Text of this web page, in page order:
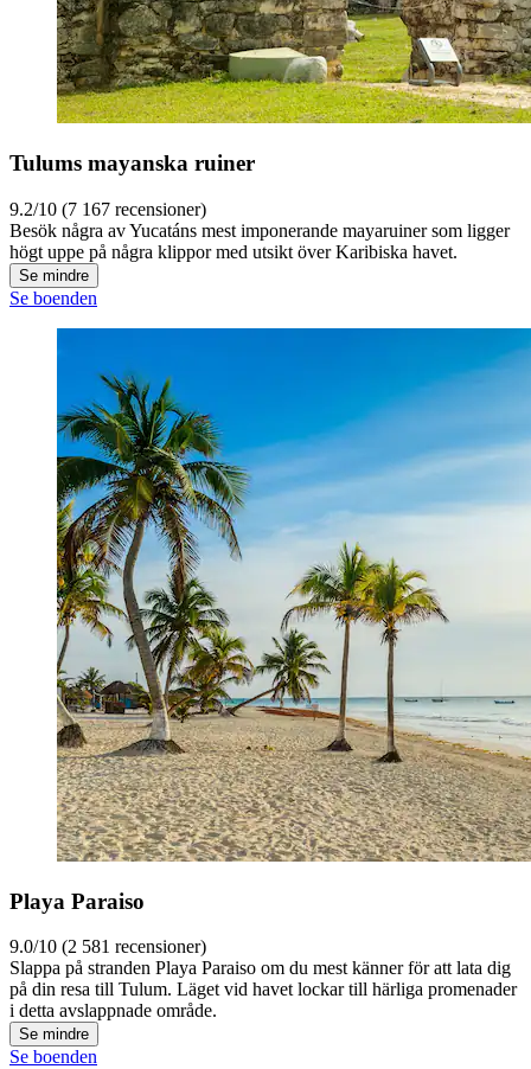
Tulums mayanska ruiner
9.2/10 (7 167 recensioner)
Besök några av Yucatáns mest imponerande mayaruiner som ligger
högt uppe på några klippor med utsikt över Karibiska havet.
Se mindre
Se boenden
Playa Paraiso
9.0/10 (2 581 recensioner)
Slappa på stranden Playa Paraiso om du mest känner för att lata dig
på din resa till Tulum. Läget vid havet lockar till härliga promenader
i detta avslappnade område.
Se mindre
Se boenden